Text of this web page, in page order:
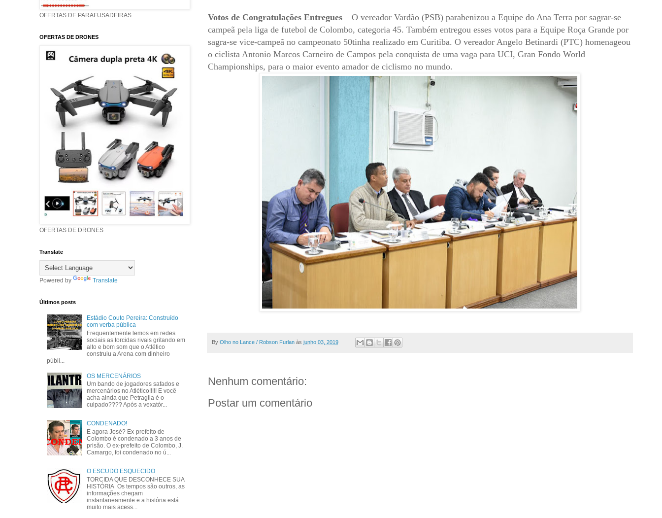
Votos de Congratulações Entregues– O vereador Vardão (PSB) parabenizou a Equipe do Ana Terra por sagrar-se
campeã pela liga de futebol de Colombo, categoria 45. Também entregou esses votos para a Equipe Roça Grande por
sagra-se vice-campeã no campeonato 50tinha realizado em Curitiba. O vereador Angelo Betinardi (PTC) homenageou
o ciclista Antonio Marcos Carneiro de Campos pela conquista de uma vaga para UCI, Gran Fondo World
Championships, para o maior evento amador de ciclismo no mundo.
By Olho no Lance / Robson Furlan às junho 03, 2019
Nenhum comentário:
Postar um comentário
OFERTAS DE PARAFUSADEIRAS
OFERTAS DE DRONES
OFERTAS DE DRONES
Translate
Powered by Translate
Últimos posts
Estádio Couto Pereira: Construído
com verba pública
Frequentemente lemos em redes
sociais as torcidas rivais gritando em
alto e bom som que o Atlético
construiu a Arena com dinheiro
públi...
OS MERCENÁRIOS
Um bando de jogadores safados e
mercenários no Atlético!!!!! E você
acha ainda que Petraglia é o
culpado???? Após a vexatór...
CONDENADO!
E agora José? Ex-prefeito de
Colombo é condenado a 3 anos de
prisão. O ex-prefeito de Colombo, J.
Camargo, foi condenado no ú...
O ESCUDO ESQUECIDO
TORCIDA QUE DESCONHECE SUA
HISTÓRIA Os tempos são outros, as
informações chegam
instantaneamente e a história está
muito mais acess...